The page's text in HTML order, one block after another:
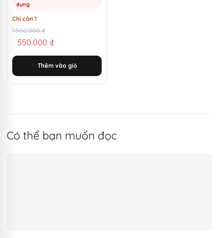
dụng
Chỉ còn 1
1.500.000₫
Giá
gốc
là:
1.500.000 ₫.
550.000 ₫
Giá
hiện
tại
là:
550.000 ₫.
Thêm vào giỏ
Có thể bạn muốn đọc